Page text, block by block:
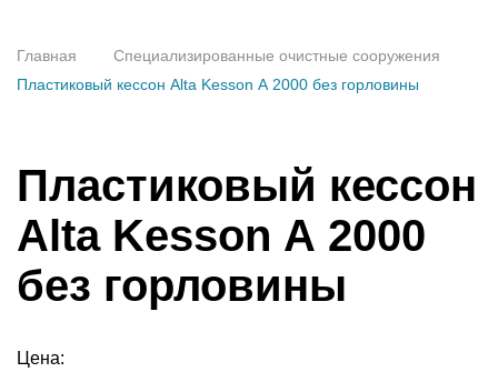
Главная
Специализированные очистные сооружения
Пластиковый кессон Alta Kesson А 2000 без горловины
Пластиковый кессон
Alta Kesson А 2000
без горловины
Цена: